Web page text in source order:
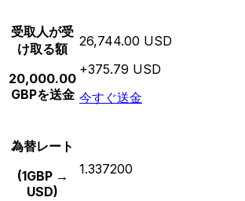
受取人が受
け取る額
20,000.00
GBPを送金
26,744.00 USD
+375.79 USD
今すぐ送金
為替レート
(1GBP →
USD)
1.337200